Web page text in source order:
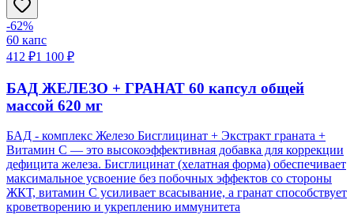
-62%
60 капс
412 ₽1 100 ₽
БАД ЖЕЛЕЗО + ГРАНАТ 60 капсул общей
массой 620 мг
БАД - комплекс Железо Бисглицинат + Экстракт граната +
Витамин С — это высокоэффективная добавка для коррекции
дефицита железа. Бисглицинат (хелатная форма) обеспечивает
максимальное усвоение без побочных эффектов со стороны
ЖКТ, витамин С усиливает всасывание, а гранат способствует
кроветворению и укреплению иммунитета